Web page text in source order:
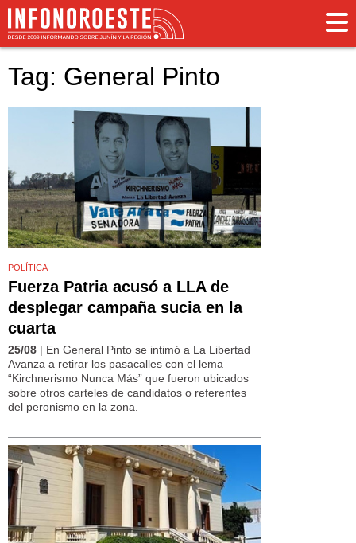
Tag: General Pinto
POLÍTICA
Fuerza Patria acusó a LLA de
desplegar campaña sucia en la
cuarta
25/08 | En General Pinto se intimó a La Libertad
Avanza a retirar los pasacalles con el lema
“Kirchnerismo Nunca Más” que fueron ubicados
sobre otros carteles de candidatos o referentes
del peronismo en la zona.